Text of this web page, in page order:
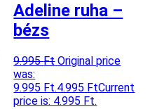
Adeline ruha –
bézs
9.995Ft Original price
was:
9.995 Ft.4.995 FtCurrent
price is: 4.995 Ft.